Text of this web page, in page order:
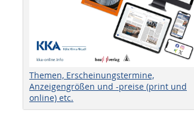
Themen, Erscheinungstermine,
Anzeigengrößen und -preise (print und
online) etc.